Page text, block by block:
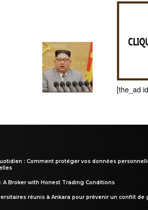
[the_ad
: Comment protéger vos données
A Broker with Honest Trading Conditions
réunis à Ankara pour prévenir un conflit de